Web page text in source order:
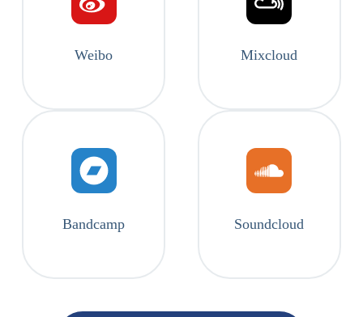
Weibo Mixcloud
Bandcamp Soundcloud